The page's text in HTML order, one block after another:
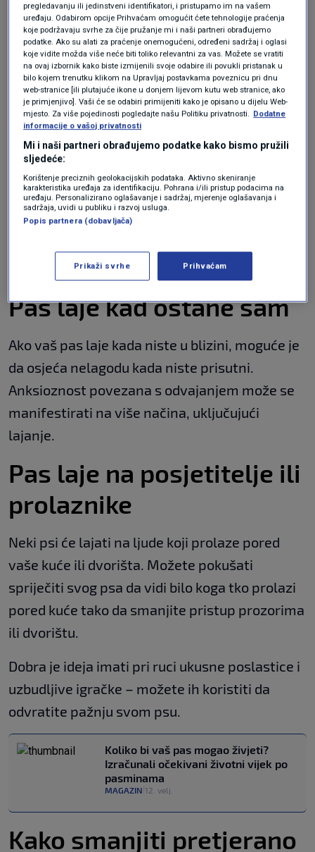
Ako vaš pas laje pretjerano ili više nego inače,
najbolje je provjeriti ima li zdravstvenih
problema - na primjer, bilo kakvih problema sa
sluhom koji bi mogli uzrokovati lajanje. Ako
sumnjate da sluh vašeg psa pati ili da možda
postoji nešto drugo što nije u redu, uvijek
razgovarajte sa svojim veterinarom, piše
klix.ba.
Trener pasa otkrio koje popularne
Pas laje kad ostane sam
Ako vaš pas laje kada niste u blizini, moguće je
da osjeća nelagodu kada niste prisutni.
Anksioznost povezana s odvajanjem može se
manifestirati na više načina, uključujući
lajanje.
Pas laje na posjetitelje ili
prolaznike
Neki psi će lajati na ljude koji prolaze pored
vaše kuće ili dvorišta. Možete pokušati
spriječiti svog psa da vidi bilo koga tko prolazi
pored kuće tako da smanjite pristup prozorima
ili dvorištu.
Dobra je ideja imati pri ruci ukusne poslastice i
uzbudljive igračke – možete ih koristiti da
odvratite pažnju svom psu.
Koliko bi vaš pas mogao živjeti?
Izračunali očekivani životni vijek po
pasminama
MAGAZIN 12. velj.
Kako smanjiti pretjerano
pregledavanju ili jedinstveni identifikatori, i pristupamo im na vašem
uređaju. Odabirom opcije Prihvaćam omogućit ćete tehnologije praćenja
koje podržavaju svrhe za čije pružanje mi i naši partneri obrađujemo
podatke. Ako su alati za praćenje onemogućeni, određeni sadržaj i oglasi
koje vidite možda više neće biti toliko relevantni za vas. Možete se vratiti
na ovaj izbornik kako biste izmijenili svoje odabire ili povukli pristanak u
bilo kojem trenutku klikom na Upravljaj postavkama poveznicu pri dnu
web-stranice [ili plutajuće ikone u donjem lijevom kutu web stranice, ako
je primjenjivo]. Vaši će se odabiri primijeniti kako je opisano u dijelu Web-
mjesto. Za više pojedinosti pogledajte našu Politiku privatnosti. Dodatne
informacije o vašoj privatnosti
Mi i naši partneri obrađujemo podatke kako bismo pružili
sljedeće:
Korištenje preciznih geolokacijskih podataka. Aktivno skeniranje
karakteristika uređaja za identifikaciju. Pohrana i/ili pristup podacima na
uređaju. Personalizirano oglašavanje i sadržaj, mjerenje oglašavanja i
sadržaja, uvidi u publiku i razvoj usluga.
Popis partnera (dobavljača)
Prikaži svrhe Prihvaćam